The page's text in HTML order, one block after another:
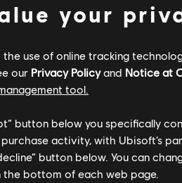
your
use of online tracking
our Privacy Policyand Notice at
tool.
button below you specifically
activity, with Ubisoft’s
button below. You can
the bottom of each web page.